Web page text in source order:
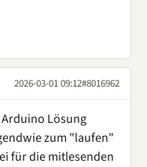
2026-03-01 09:12#8016962
Lösung
zum "laufen"
für die mitlesenden